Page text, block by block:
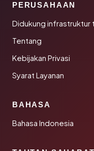
PERUSAHAAN
Didukung infrastruktur
Tentang
Kebijakan Privasi
Syarat Layanan
BAHASA
Bahasa Indonesia